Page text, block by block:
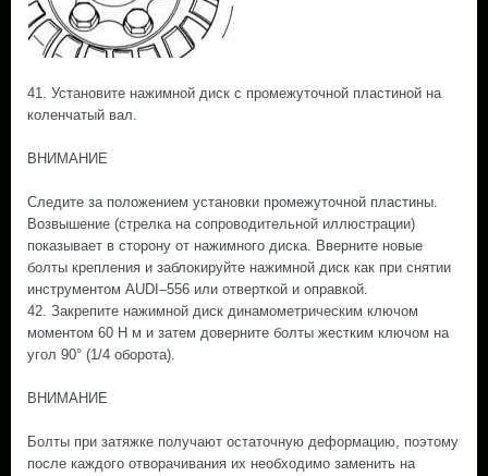
41. Установите нажимной диск с промежуточной пластиной на
коленчатый вал.
ВНИМАНИЕ
Следите за положением установки промежуточной пластины.
Возвышение (стрелка на сопроводительной иллюстрации)
показывает в сторону от нажимного диска. Вверните новые
болты крепления и заблокируйте нажимной диск как при снятии
инструментом AUDI–556 или отверткой и оправкой.
42. Закрепите нажимной диск динамометрическим ключом
моментом 60 Н м и затем доверните болты жестким ключом на
угол 90° (1/4 оборота).
ВНИМАНИЕ
Болты при затяжке получают остаточную деформацию, поэтому
после каждого отворачивания их необходимо заменить на